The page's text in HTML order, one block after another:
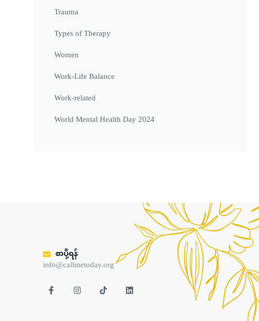
Trauma
Types of Therapy
Women
Work-Life Balance
Work-related
World Mental Health Day 2024
စာပို့ရန်
info@callmetoday.org